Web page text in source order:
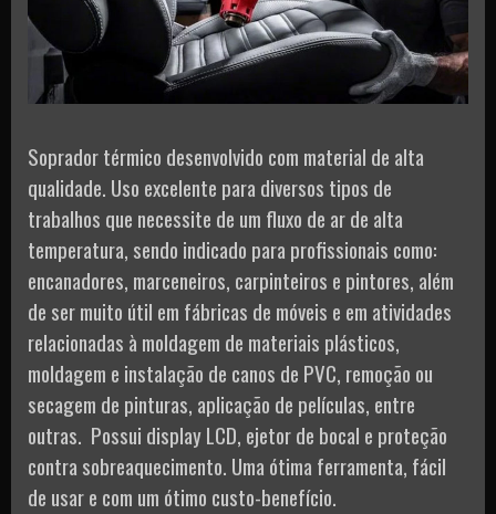
Soprador térmico desenvolvido com material de alta
qualidade. Uso excelente para diversos tipos de
trabalhos que necessite de um fluxo de ar de alta
temperatura, sendo indicado para profissionais como:
encanadores, marceneiros, carpinteiros e pintores, além
de ser muito útil em fábricas de móveis e em atividades
relacionadas à moldagem de materiais plásticos,
moldagem e instalação de canos de PVC, remoção ou
secagem de pinturas, aplicação de películas, entre
outras. Possui display LCD, ejetor de bocal e proteção
contra sobreaquecimento. Uma ótima ferramenta, fácil
de usar e com um ótimo custo-benefício.